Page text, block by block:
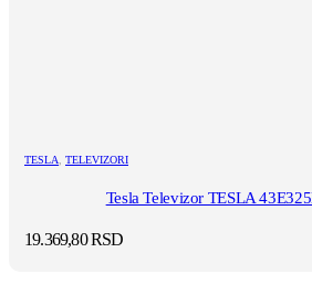
TESLA, TELEVIZORI
Tesla Televizor TESLA
19.369,80RSD